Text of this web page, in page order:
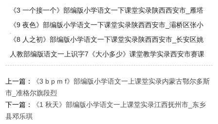
贾
《3 一个接一个》部编版小学语文一下课堂实录陕西西安市_雁塔
区
《9 夜色》部编版小学语文一下课堂实录陕西西安市_灞桥区张小
翔
《8 人之初》部编版小学语文一下课堂实录陕西西安市_长安区姚
春
人教部编版语文一上识字7《大小多少》课堂教学实录西安市赛课
上一篇：
《3 b p m f》部编版小学语文一上课堂实录内蒙古鄂尔多斯
市_准格尔旗段烈
下一篇：
《1 秋天》部编版小学语文一上课堂实录江西抚州市_东乡
县邓乐琪